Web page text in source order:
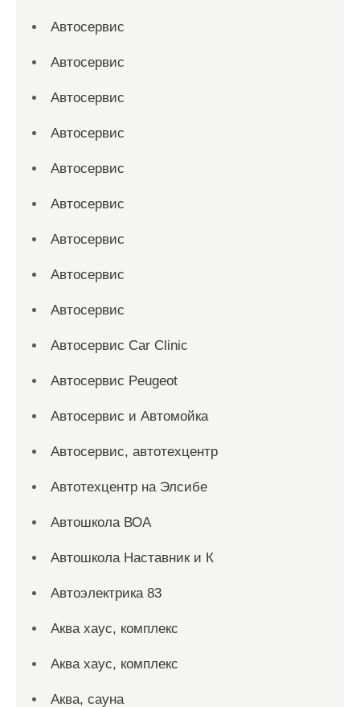
Автосервис
Автосервис
Автосервис
Автосервис
Автосервис
Автосервис
Автосервис
Автосервис
Автосервис
Автосервис Car Clinic
Автосервис Peugeot
Автосервис и Автомойка
Автосервис, автотехцентр
Автотехцентр на Элсибе
Автошкола ВОА
Автошкола Наставник и К
Автоэлектрика 83
Аква хаус, комплекс
Аква хаус, комплекс
Аква, сауна